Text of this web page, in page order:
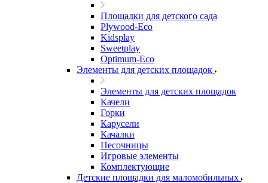
Площадки для детского сада
Plywood-Eco
Kidsplay
Sweetplay
Оptimum-Еco
Элементы для детских площадок
Элементы для детских площадок
Качели
Горки
Карусели
Качалки
Песочницы
Игровые элементы
Комплектующие
Детские площадки для маломобильных